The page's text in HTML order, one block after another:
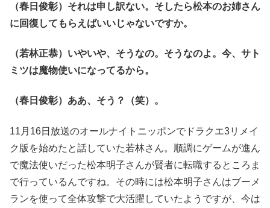
（春日俊彰）それは申し訳ない。そしたら松本のお姉さん
に回復してもらえばいいじゃないですか。
（若林正恭）いやいや、そうなの。そうなのよ。今、サト
ミツは魔物使いになってるから。
（春日俊彰）ああ、そう？（笑）。
11月16日放送のオールナイトニッポンでドラクエ3リメイ
ク版を始めたと話していた若林さん。順調にゲームが進ん
で魔法使いだった松本明子さんが賢者に転職するところま
で行っているんですね。その時には松本明子さんはブーメ
ランを使って全体攻撃で大活躍していたようですが、今は